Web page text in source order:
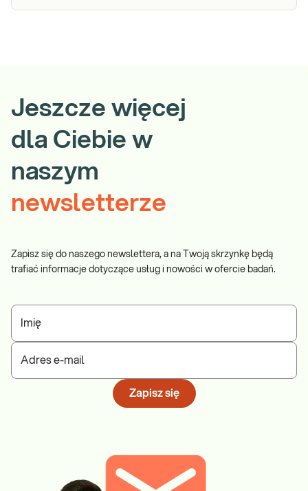
Jeszcze więcej
dla Ciebie w
naszym
newsletterze
Zapisz się do naszego newslettera, a na Twoją skrzynkę będą
trafiać informacje dotyczące usług i nowości w ofercie badań.
Imię
Adres e-mail
Zapisz się